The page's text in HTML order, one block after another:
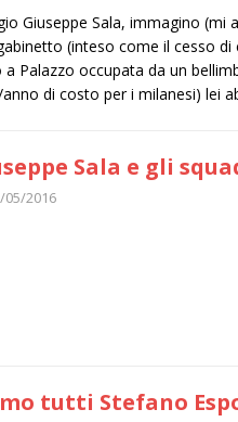
Giuseppe Sala, immagino (mi
(inteso come il cesso di
a Palazzo occupata da un
di costo per i milanesi) lei
Sala e gli
05/2016
tutti Stefano